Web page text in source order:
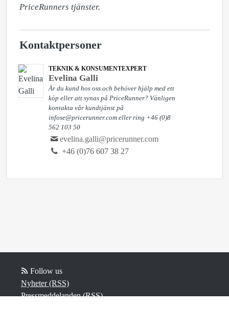
PriceRunners tjänster.
Kontaktpersoner
TEKNIK & KONSUMENTEXPERT
Evelina Galli
Är du kund hos oss och behöver hjälp med ett
köp eller att synas på PriceRunner? Vänligen
kontakta vår kundtjänst på
infose@pricerunner.com eller ring +46 (0)8
562 103 50
evelina.galli@pricerunner.com
+46 (0)76 607 38 27
Follow us
Nyheter (RSS)
Pressmeddelanden (RSS)